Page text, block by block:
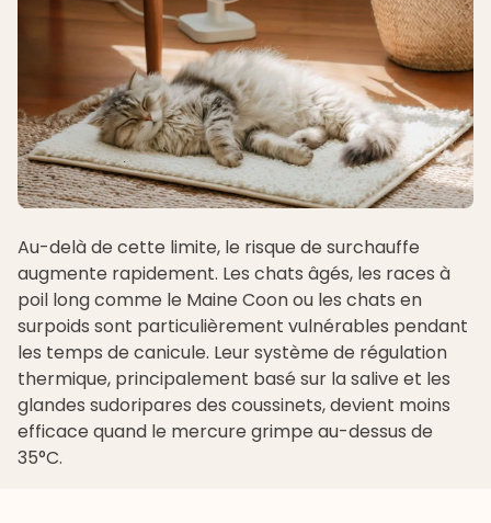
Au-delà de cette limite, le risque de surchauffe
augmente rapidement. Les chats âgés, les races à
poil long comme le Maine Coonou les chats en
surpoids sont particulièrement vulnérables pendant
les temps de canicule. Leur système de régulation
thermique, principalement basé sur la salive et les
glandes sudoripares des coussinets, devient moins
efficace quand le mercure grimpe au-dessus de
35°C.